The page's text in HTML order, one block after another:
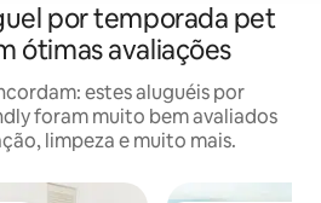
por temporada pet
ótimas avaliações
estes aluguéis por
foram muito bem avaliados
limpeza e muito mais.